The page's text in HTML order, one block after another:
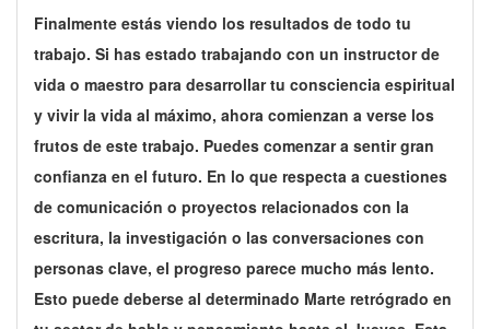
Finalmente estás viendo los resultados de todo tu
trabajo. Si has estado trabajando con un instructor de
vida o maestro para desarrollar tu consciencia espiritual
y vivir la vida al máximo, ahora comienzan a verse los
frutos de este trabajo. Puedes comenzar a sentir gran
confianza en el futuro. En lo que respecta a cuestiones
de comunicación o proyectos relacionados con la
escritura, la investigación o las conversaciones con
personas clave, el progreso parece mucho más lento.
Esto puede deberse al determinado Marte retrógrado en